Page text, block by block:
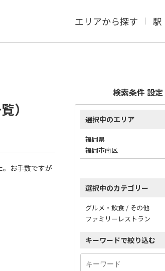
エリアから探す 駅
）
お手数ですが
検索条件 設
選択中のエリア
福岡県
福岡市南区
選択中のカテゴリー
グルメ・飲食 / その他
ファミリーレストラン
キーワードで絞り込む